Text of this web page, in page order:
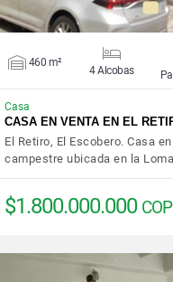
460 m²
4 Alcobas
Casa
CASA EN VENTA EN EL
El Retiro, El Escobero. Casa
campestre ubicada en la
$1.800.000.000 COP